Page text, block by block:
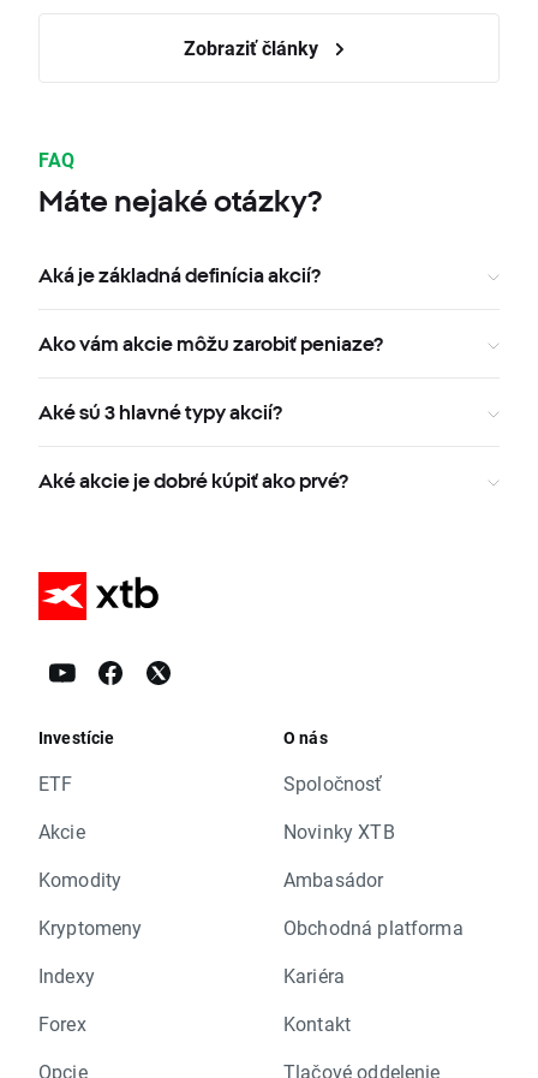
Zobraziť články
FAQ
Máte nejaké otázky?
Aká je základná definícia akcií?
Ako vám akcie môžu zarobiť peniaze?
Aké sú 3 hlavné typy akcií?
Aké akcie je dobré kúpiť ako prvé?
Investície
ETF
Akcie
Komodity
Kryptomeny
Indexy
Forex
Opcie
O nás
Spoločnosť
Novinky XTB
Ambasádor
Obchodná platforma
Kariéra
Kontakt
Tlačové oddelenie